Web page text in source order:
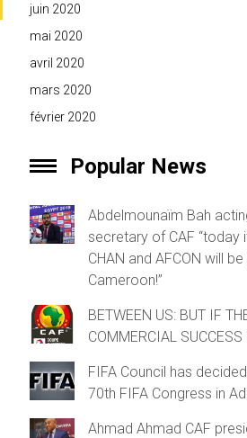
juin 2020
mai 2020
avril 2020
mars 2020
février 2020
Popular News
Abdelmounaïm Bah
secretary of CAF “today
CHAN and AFCON will
Cameroon!”
BETWEEN US: BUT IF
COMMERCIAL
FIFA Council has
70th FIFA Congress in
Ahmad Ahmad CAF